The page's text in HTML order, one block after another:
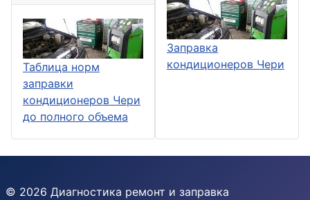
Таблица норм
заправки
кондиционеров Чери
до полного объема
Заправка
кондиционеров Чери
© 2026 Диагностика ремонт и заправка